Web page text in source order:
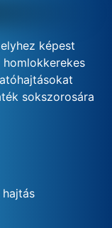
képest
sokszorosára